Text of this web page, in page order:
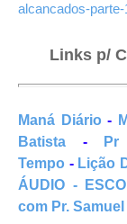
alcancados-parte-
Links p/
Maná Diário -
Batista -
Tempo - Lição
ÁUDIO -
com Pr.